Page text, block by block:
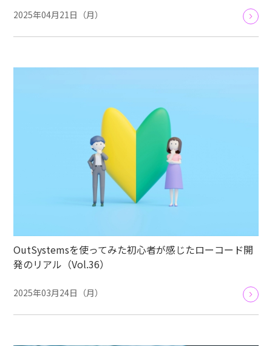
2025年04月21日（月）
OutSystemsを使ってみた初心者が感じたローコード開
発のリアル（Vol.36）
2025年03月24日（月）